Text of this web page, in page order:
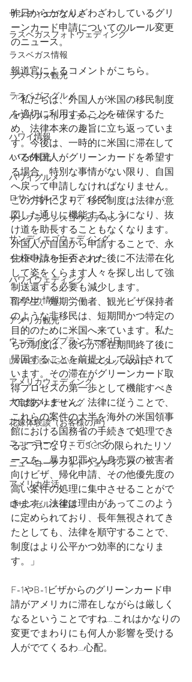
サンディエゴグルメ
ラスベガスフォトウェディング
ラスベガス情報
ラスベガス観光
ラスベガスグルメ
ハワイフォトウェディング
ハワイ情報
ハワイ観光
ハワイグルメ
ロサンゼルスウェディング
サンフランシスコウェディング
サンディエゴウェディング
ラスベガスウェディング
ハワイウェディング
アメリカ情報
アメリカ観光
ウェディングプランナーの1日
LA WEDDING AVENUEスタッフの1日
アメリカウェディング
大自然ウェディング
花嫁体験談（お客様の声）
ニューヨークウェディング
ニューヨークフォトウェディング
アメリカ生活
ロサンゼルス生活
昨日からかなりざわざわしているグリ
ーンカード申請についてのルール変更
のニュース。
報道官によるコメントがこちら。
「私たちは、外国人が米国の移民制度
を適切に利用することを確保するた
め、法律本来の趣旨に立ち返っていま
す。今後は、一時的に米国に滞在して
いる外国人がグリーンカードを希望す
る場合、特別な事情がない限り、自国
へ戻って申請しなければなりません。
この方針により、移民制度は法律が意
図した通りに機能するようになり、抜
け道を助長することもなくなります。
外国人が自国から申請することで、永
住権申請を拒否された後に不法滞在化
して姿をくらます人々を探し出して強
制送還する必要も減少します。
留学生、短期労働者、観光ビザ保持者
のような非移民は、短期間かつ特定の
目的のために米国へ来ています。私た
ちの制度は、彼らが滞在期間終了後に
帰国することを前提として設計されて
います。その滞在がグリーンカード取
得プロセスの第一歩として機能すべき
ではありません。法律に従うことで、
これらの案件の大半を海外の米国領事
館における国務省の手続きで処理でき
るようになり、USCISの限られたリソ
ースを、暴力犯罪や人身売買の被害者
向けビザ、帰化申請、その他優先度の
高い案件の処理に集中させることがで
きます。法律は理由があってこのよう
に定められており、長年無視されてき
たとしても、法律を順守することで、
制度はより公平かつ効率的になりま
す。」
F-1やB-1ビザからのグリーンカード申
請がアメリカに滞在しながらは厳しく
なるということですね…これはかなりの
変更でまわりにも何人か影響を受ける
人がでてくるわ…心配。